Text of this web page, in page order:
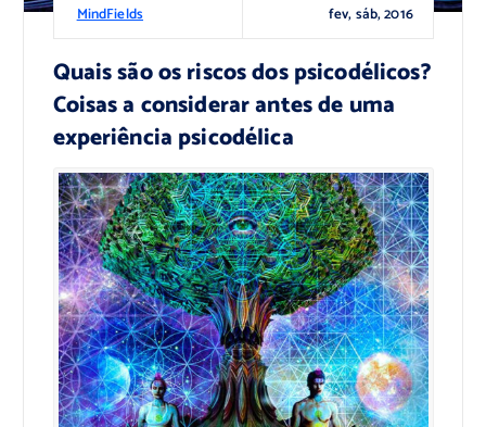
MindFields fev, sáb, 2016
Quais são os riscos dos psicodélicos?
Coisas a considerar antes de uma
experiência psicodélica